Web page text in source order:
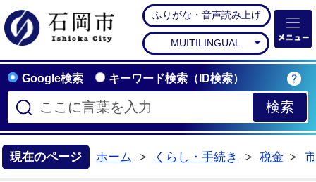
石岡市公式ホームペー
ふりがな・音声読み上げ
MUITILINGUAL
Google検索 キーワード検索（ID検索）
現在のページ ホーム
くらし・手続き
税金